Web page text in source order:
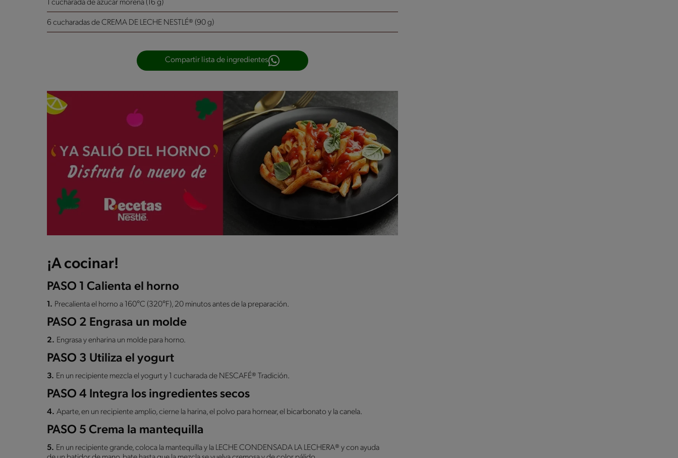
1 cucharada de azúcar morena (16 g)
6 cucharadas de CREMA DE LECHE NESTLÉ® (90 g)
Compartir lista de ingredientes
¡A cocinar!
PASO 1 Calienta el horno
1. Precalienta el horno a 160°C (320°F), 20 minutos antes de la preparación.
PASO 2 Engrasa un molde
2. Engrasa y enharina un molde para horno.
PASO 3 Utiliza el yogurt
3. En un recipiente mezcla el yogurt y 1 cucharada de NESCAFÉ® Tradición.
PASO 4 Integra los ingredientes secos
4. Aparte, en un recipiente amplio, cierne la harina, el polvo para hornear, el bicarbonato y la canela.
PASO 5 Crema la mantequilla
5. En un recipiente grande, coloca la mantequilla y la LECHE CONDENSADA LA LECHERA® y con ayuda